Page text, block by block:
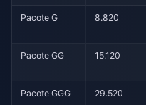
Pacote G 8.820
Pacote GG 15.120
Pacote GGG 29.520